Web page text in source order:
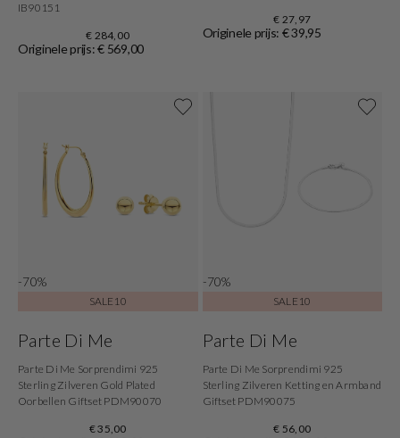
IB90151
€ 284,00
Originele prijs: € 569,00
€ 27,97
Originele prijs: € 39,95
-70%
SALE10
Parte Di Me
Parte Di Me Sorprendimi 925
Sterling Zilveren Gold Plated
Oorbellen Giftset PDM90070
€ 35,00
-70%
SALE10
Parte Di Me
Parte Di Me Sorprendimi 925
Sterling Zilveren Ketting en Armband
Giftset PDM90075
€ 56,00